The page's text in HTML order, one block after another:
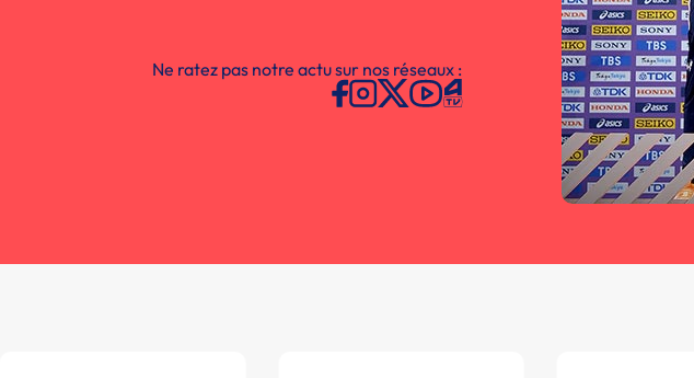
Ne ratez pas notre actu sur nos réseaux :